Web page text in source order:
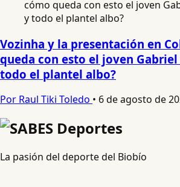
Vozinha y la presentación en
queda con esto el joven
todo el plantel albo?
Por Raul Tiki Toledo • 6 de agosto de
La pasión del deporte del Biobío